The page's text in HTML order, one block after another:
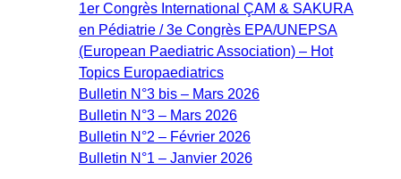
1er Congrès International ÇAM & SAKURA
en Pédiatrie / 3e Congrès EPA/UNEPSA
(European Paediatric Association) – Hot
Topics Europaediatrics
Bulletin N°3 bis – Mars 2026
Bulletin N°3 – Mars 2026
Bulletin N°2 – Février 2026
Bulletin N°1 – Janvier 2026